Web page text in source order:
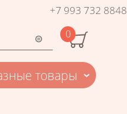
+7 993 732 8848
0
товары